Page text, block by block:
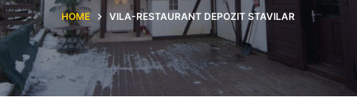
t
n
t
HOME VILA-RESTAURANT DEPOZIT STAVILAR